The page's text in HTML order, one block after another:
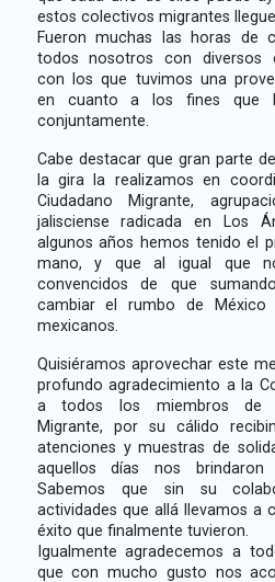
estos colectivos migrantes
Fueron muchas las horas de
todos nosotros con diversos
con los que tuvimos una
en cuanto a los fines que
conjuntamente.
Cabe destacar que gran parte
la gira la realizamos en
Ciudadano Migrante,
jalisciense radicada en Los
algunos años hemos tenido el
mano, y que al igual que
convencidos de que
cambiar el rumbo de
mexicanos.
Quisiéramos aprovechar este
profundo agradecimiento a la
a todos los miembros de
Migrante, por su cálido
atenciones y muestras de
aquellos días nos brindaron
Sabemos que sin su
actividades que allá llevamos a
éxito que finalmente tuvieron.
Igualmente agradecemos a
que con mucho gusto nos